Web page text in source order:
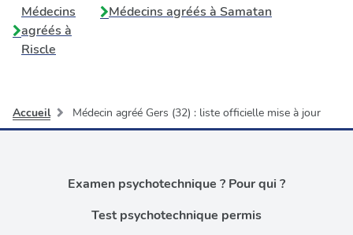
Médecins
agréés à
Riscle
Médecins agréés à Samatan
Accueil Médecin agréé Gers (32) : liste officielle mise à jour
Examen psychotechnique ? Pour qui ?
Test psychotechnique permis